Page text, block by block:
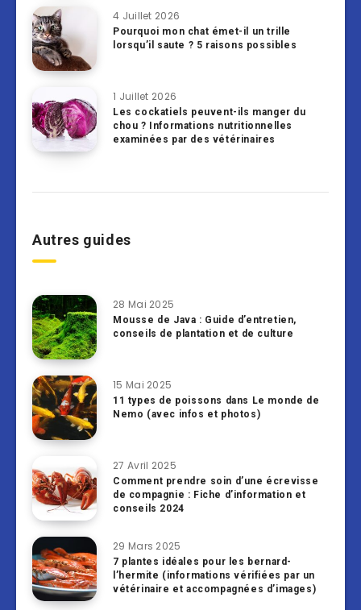
4 Juillet 2026
Pourquoi mon chat émet-il un trille
lorsqu’il saute ? 5 raisons possibles
1 Juillet 2026
Les cockatiels peuvent-ils manger du
chou ? Informations nutritionnelles
examinées par des vétérinaires
Autres guides
28 Mai 2025
Mousse de Java : Guide d’entretien,
conseils de plantation et de culture
15 Mai 2025
11 types de poissons dans Le monde de
Nemo (avec infos et photos)
27 Avril 2025
Comment prendre soin d’une écrevisse
de compagnie : Fiche d’information et
conseils 2024
29 Mars 2025
7 plantes idéales pour les bernard-
l’hermite (informations vérifiées par un
vétérinaire et accompagnées d’images)